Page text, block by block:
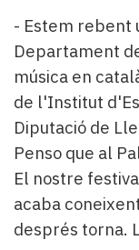
- Estem rebent
Departament
música en
de l'Institut
Diputació de
Penso que al
El nostre
acaba
després torna.